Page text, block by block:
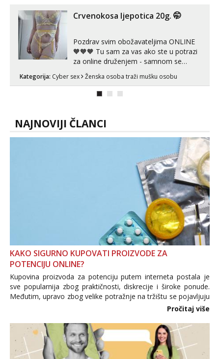
Crvenokosa ljepotica 20g. 🤭
Pozdrav svim obožavateljima ONLINE
🧡🧡🧡 Tu sam za vas ako ste u potrazi
za online druženjem - samnom se
možete zabaviti preko videopoziva, ili
ako vam nisam dovoljna radim i u paru i
trojci s kolegicama, svaka je drugačija
Kategorija: Cyber sex Ženska osoba traži mušku osobu
NAJNOVIJI ČLANCI
KAKO SIGURNO KUPOVATI PROIZVODE ZA
POTENCIJU ONLINE?
Kupovina proizvoda za potenciju putem interneta postala je
sve popularnija zbog praktičnosti, diskrecije i široke ponude.
Međutim, upravo zbog velike potražnje na tržištu se pojavljuju
i brojni krivotvoreni proizvodi, nepouzdane internetske
Pročitaj više